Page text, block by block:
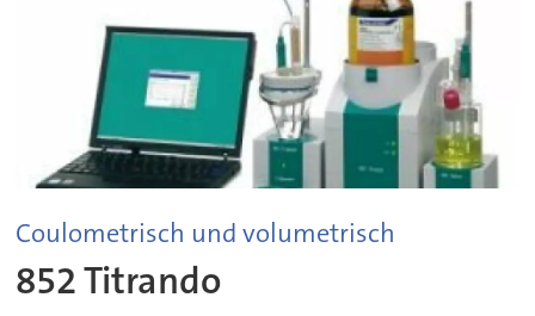
Coulometrisch und volumetrisch
852 Titrando